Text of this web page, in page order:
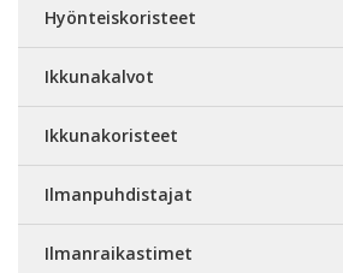
Hyönteiskoristeet
Ikkunakalvot
Ikkunakoristeet
Ilmanpuhdistajat
Ilmanraikastimet